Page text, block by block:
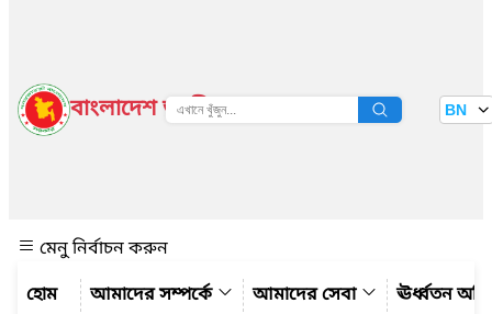
বাংলাদেশ জাতীয় তথ্য বাতায়ন BN
মেনু নির্বাচন করুন
আমাদের সম্পর্কে
আমাদের সেবা ঊর্ধ্বতন